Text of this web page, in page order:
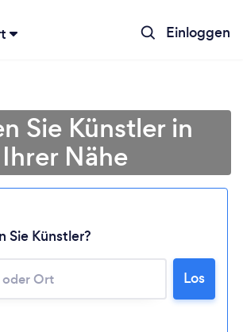
Einloggen
Lädt ...
Sie Künstler in
Ihrer Nähe
Sie Künstler?
Los